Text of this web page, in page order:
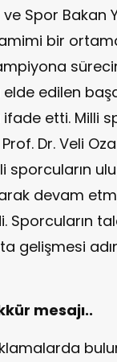
Spor Bakan
bir
edilen
etti. Milli
Dr. Veli
sporcuların
devam
Sporcuların
gelişmesi
mesajı..